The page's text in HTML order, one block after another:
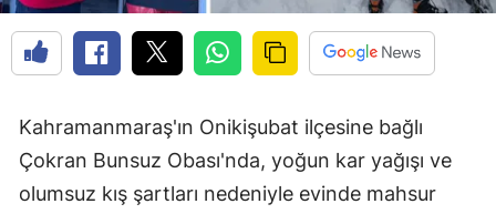
Kahramanmaraş'ın Onikişubat ilçesine bağlı
Çokran Bunsuz Obası'nda, yoğun kar yağışı ve
olumsuz kış şartları nedeniyle evinde mahsur